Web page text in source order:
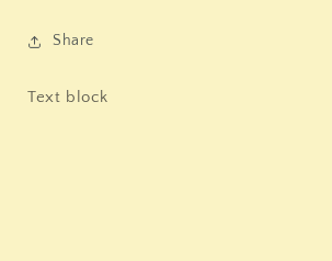
Share
Text block